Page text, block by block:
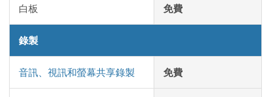
白板 免費
錄製
音訊、視訊和螢幕共享錄製 免費